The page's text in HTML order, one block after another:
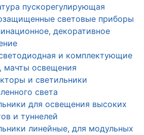
пускорегулирующая
световые приборы
декоративное
и комплектующие
мачты освещения
и светильники
света
для освещения высоких
и туннелей
линейные, для модульных